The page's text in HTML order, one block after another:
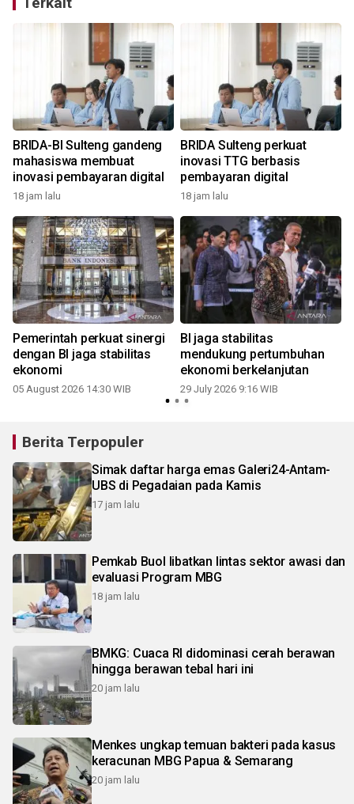
BRIDA-BI Sulteng gandeng
mahasiswa membuat
inovasi pembayaran digital
18 jam lalu
BRIDA Sulteng perkuat
inovasi TTG berbasis
pembayaran digital
18 jam lalu
Pemerintah perkuat sinergi
dengan BI jaga stabilitas
ekonomi
05 August 2026 14:30 WIB
BI jaga stabilitas
mendukung pertumbuhan
ekonomi berkelanjutan
29 July 2026 9:16 WIB
Berita Terpopuler
Simak daftar harga emas Galeri24-Antam-
UBS di Pegadaian pada Kamis
17 jam lalu
Pemkab Buol libatkan lintas sektor awasi dan
evaluasi Program MBG
18 jam lalu
BMKG: Cuaca RI didominasi cerah berawan
hingga berawan tebal hari ini
20 jam lalu
Menkes ungkap temuan bakteri pada kasus
keracunan MBG Papua & Semarang
20 jam lalu